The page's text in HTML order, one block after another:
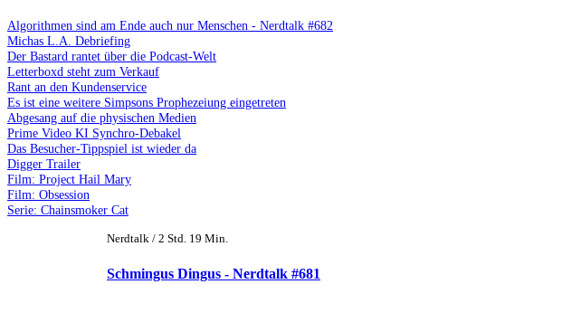
Algorithmen sind am Ende auch nur Menschen - Nerdtalk #682
Michas L.A. Debriefing
Der Bastard rantet über die Podcast-Welt
Letterboxd steht zum Verkauf
Rant an den Kundenservice
Es ist eine weitere Simpsons Prophezeiung eingetreten
Abgesang auf die physischen Medien
Prime Video KI Synchro-Debakel
Das Besucher-Tippspiel ist wieder da
Digger Trailer
Film: Project Hail Mary
Film: Obsession
Serie: Chainsmoker Cat
Nerdtalk / 2 Std. 19 Min.
Schmingus Dingus - Nerdtalk #681